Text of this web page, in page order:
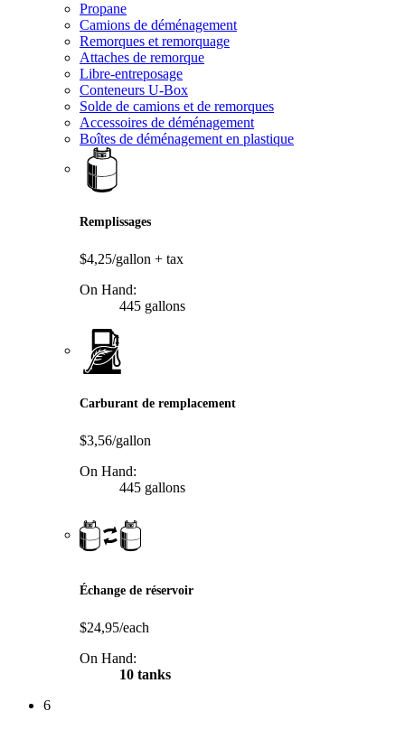
Propane
Camions de déménagement
Remorques et remorquage
Attaches de remorque
Libre-entreposage
Conteneurs U-Box
Solde de camions et de remorques
Accessoires de déménagement
Boîtes de déménagement en plastique
Remplissages
$4,25/gallon + tax
On Hand:
445 gallons
Carburant de remplacement
$3,56/gallon
On Hand:
445 gallons
Échange de réservoir
$24,95/each
On Hand:
10 tanks
6